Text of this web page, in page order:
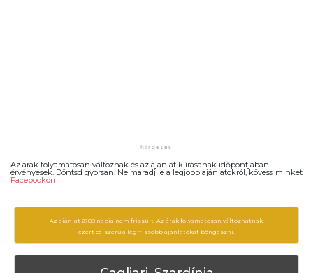
Az árak folyamatosan változnak és az ajánlat kiírásanak időpontjában
érvényesek. Döntsd gyorsan. Ne maradj le a legjobb ajánlatokról, kövess minket
Facebookon!
Az ajánlat 2788 napja nem frissült. Az árak folyamatosan változhatnak,
ezért célszerű a legfrissebb ajánlatokat böngészni.